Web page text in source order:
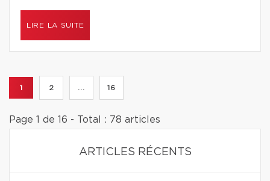
LIRE LA SUITE
1 2 ... 16
Page 1 de 16 - Total : 78 articles
ARTICLES RÉCENTS